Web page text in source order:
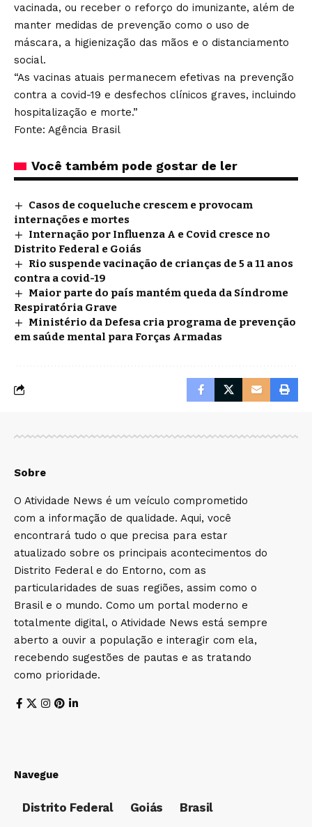
vacinada, ou receber o reforço do imunizante, além de
manter medidas de prevenção como o uso de
máscara, a higienização das mãos e o distanciamento
social.
“As vacinas atuais permanecem efetivas na prevenção
contra a covid-19 e desfechos clínicos graves, incluindo
hospitalização e morte.”
Fonte: Agência Brasil
Você também pode gostar de ler
Casos de coqueluche crescem e provocam
internações e mortes
Internação por Influenza A e Covid cresce no
Distrito Federal e Goiás
Rio suspende vacinação de crianças de 5 a 11 anos
contra a covid-19
Maior parte do país mantém queda da Síndrome
Respiratória Grave
Ministério da Defesa cria programa de prevenção
em saúde mental para Forças Armadas
Sobre
O Atividade News é um veículo comprometido
com a informação de qualidade. Aqui, você
encontrará tudo o que precisa para estar
atualizado sobre os principais acontecimentos do
Distrito Federal e do Entorno, com as
particularidades de suas regiões, assim como o
Brasil e o mundo. Como um portal moderno e
totalmente digital, o Atividade News está sempre
aberto a ouvir a população e interagir com ela,
recebendo sugestões de pautas e as tratando
como prioridade.
Navegue
Distrito Federal Goiás Brasil